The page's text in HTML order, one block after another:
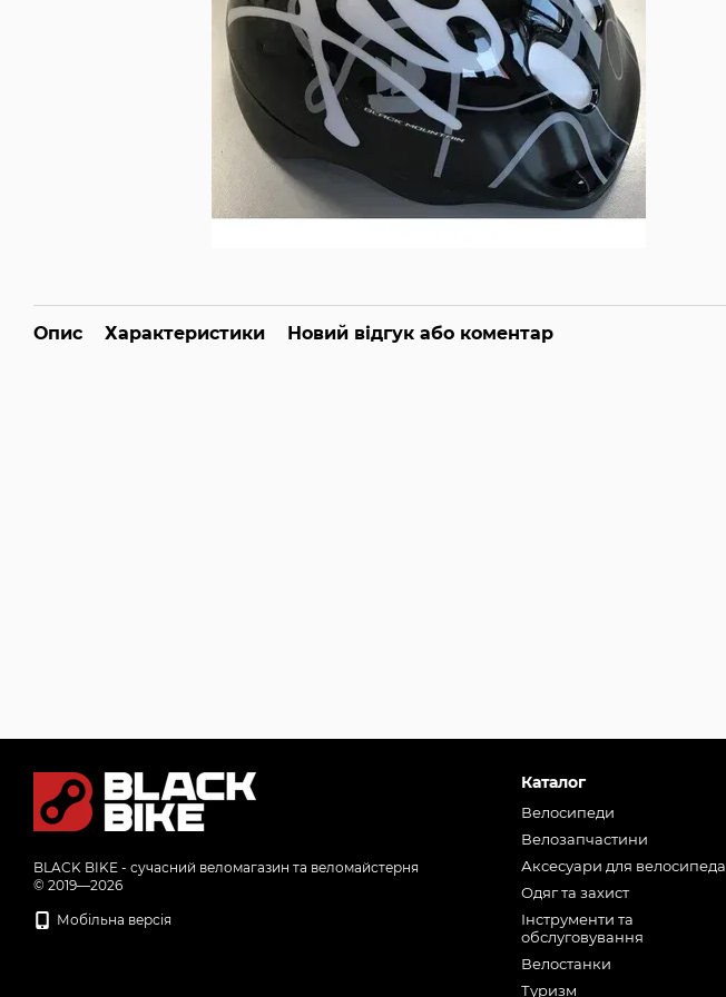
Опис Характеристики Новий відгук або коментар
BLACK BIKE - сучасний веломагазин та веломайстерня
© 2019—2026
Мобільна версія
Каталог
Велосипеди
Велозапчастини
Аксесуари для велосипеда
Одяг та захист
Інструменти та
обслуговування
Велостанки
Туризм